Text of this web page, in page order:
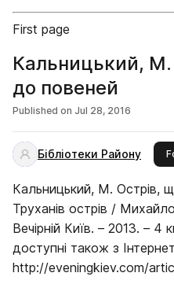
First page
Кальницький, М.
до повеней
Published on Jul 28, 2016
Бібліотеки Району
Кальницький, М. Острів,
Труханів острів /
Вечірній Київ. – 2013. – 4
доступні також з
http://eveningkiev.com/